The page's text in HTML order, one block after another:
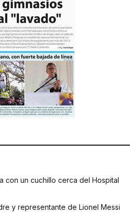
con un cuchillo cerca del Hospital
y representante de Lionel Messi